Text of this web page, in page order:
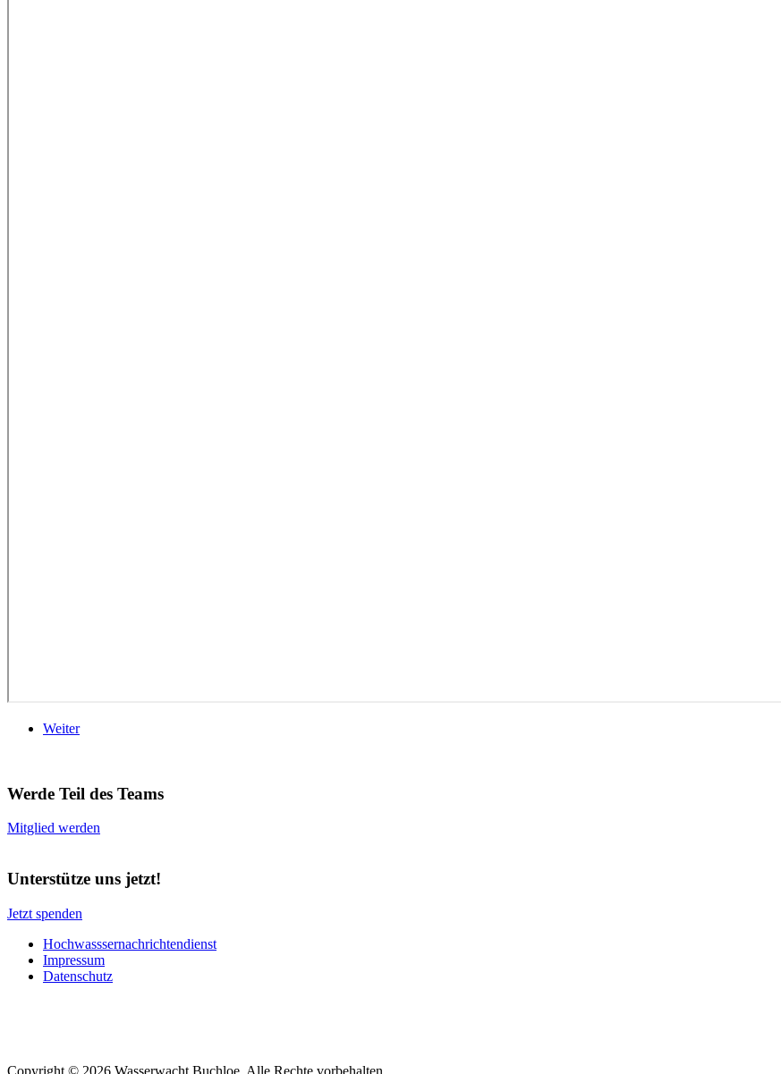
Weiter
Werde Teil des Teams
Mitglied werden
Unterstütze uns jetzt!
Jetzt spenden
Hochwasssernachrichtendienst
Impressum
Datenschutz
Copyright © 2026 Wasserwacht Buchloe. Alle Rechte vorbehalten.